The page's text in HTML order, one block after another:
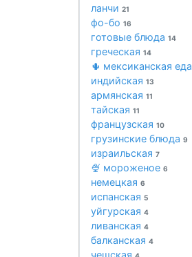
ланчи 21
фо-бо 16
готовые блюда 14
греческая 14
🌵 мексиканская еда
индийская 13
армянская 11
тайская 11
французская 10
грузинские блюда 9
израильская 7
🍨 мороженое 6
немецкая 6
испанская 5
уйгурская 4
ливанская 4
балканская 4
чешская